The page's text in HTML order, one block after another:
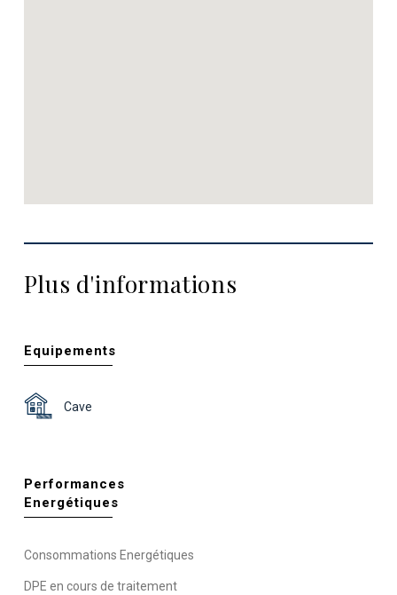
Plus d'informations
Equipements
Cave
Performances
Energétiques
Consommations Energétiques
DPE en cours de traitement